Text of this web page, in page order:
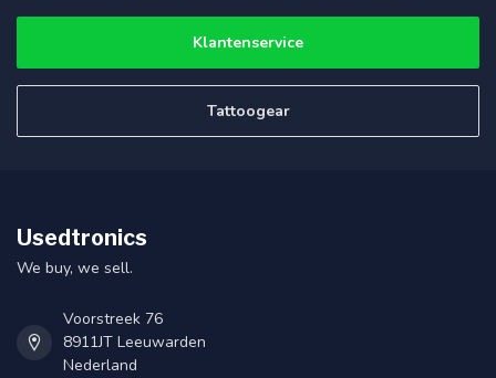
Klantenservice
Tattoogear
Usedtronics
We buy, we sell.
Voorstreek 76
8911JT Leeuwarden
Nederland